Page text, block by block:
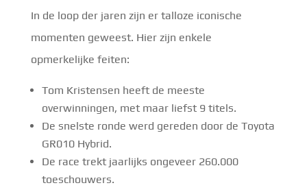
In de loop der jaren zijn er talloze iconische
momenten geweest. Hier zijn enkele
opmerkelijke feiten:
Tom Kristensen heeft de meeste
overwinningen, met maar liefst 9 titels.
De snelste ronde werd gereden door de Toyota
GR010 Hybrid.
De race trekt jaarlijks ongeveer 260.000
toeschouwers.